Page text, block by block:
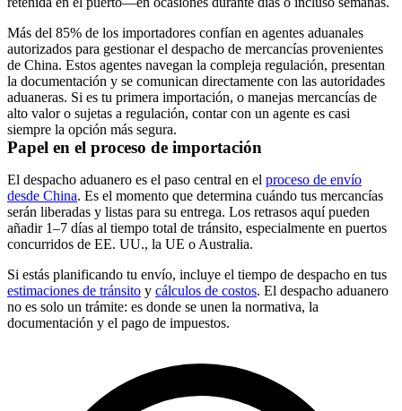
Más del 85% de los importadores confían en agentes aduanales
autorizados para gestionar el despacho de mercancías provenientes
de China. Estos agentes navegan la compleja regulación, presentan
la documentación y se comunican directamente con las autoridades
aduaneras. Si es tu primera importación, o manejas mercancías de
alto valor o sujetas a regulación, contar con un agente es casi
siempre la opción más segura.
Papel en el proceso de importación
El despacho aduanero es el paso central en el proceso de envío
desde China. Es el momento que determina cuándo tus mercancías
serán liberadas y listas para su entrega. Los retrasos aquí pueden
añadir 1–7 días al tiempo total de tránsito, especialmente en puertos
concurridos de EE. UU., la UE o Australia.
Si estás planificando tu envío, incluye el tiempo de despacho en tus
estimaciones de tránsito y cálculos de costos. El despacho aduanero
no es solo un trámite: es donde se unen la normativa, la
documentación y el pago de impuestos.